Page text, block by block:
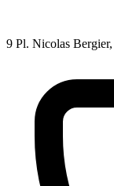
9 Pl. Nicolas